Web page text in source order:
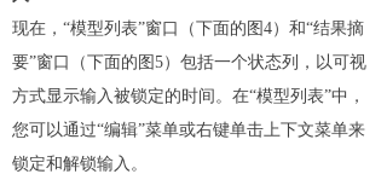
现在，“模型列表”窗口（下面的图4）和“结果摘
要”窗口（下面的图5）包括一个状态列，以可视
方式显示输入被锁定的时间。在“模型列表”中，
您可以通过“编辑”菜单或右键单击上下文菜单来
锁定和解锁输入。